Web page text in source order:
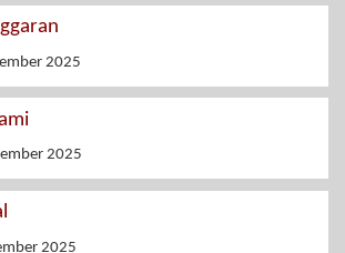
2025
2025
2025